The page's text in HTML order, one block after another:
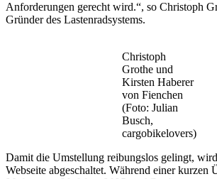
Anforderungen gerecht wird.“, so Christoph
Gründer des Lastenradsystems.
Christoph
Grothe und
Kirsten Haberer
von Fienchen
(Foto: Julian
Busch,
cargobikelovers)
Damit die Umstellung reibungslos gelingt,
Webseite abgeschaltet. Während einer kurzen